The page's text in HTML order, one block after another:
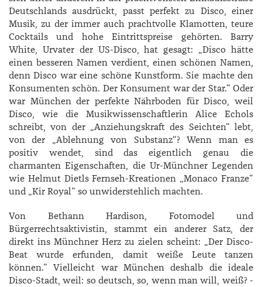
Deutschlands ausdrückt, passt perfekt zu Disco, einer
Musik, zu der immer auch prachtvolle Klamotten, teure
Cocktails und hohe Eintrittspreise gehörten. Barry
White, Urvater der US-Disco, hat gesagt: „Disco hätte
einen besseren Namen verdient, einen schönen Namen,
denn Disco war eine schöne Kunstform. Sie machte den
Konsumenten schön. Der Konsument war der Star.“ Oder
war München der perfekte Nährboden für Disco, weil
Disco, wie die Musikwissenschaftlerin Alice Echols
schreibt, von der „Anziehungskraft des Seichten“ lebt,
von der „Ablehnung von Substanz“? Wenn man es
positiv wendet, sind das eigentlich genau die
charmanten Eigenschaften, die Ur-Münchner Legenden
wie Helmut Dietls Fernseh-Kreationen „Monaco Franze“
und „Kir Royal“ so unwiderstehlich machten.
Von Bethann Hardison, Fotomodel und
Bürgerrechtsaktivistin, stammt ein anderer Satz, der
direkt ins Münchner Herz zu zielen scheint: „Der Disco-
Beat wurde erfunden, damit weiße Leute tanzen
können.“ Vielleicht war München deshalb die ideale
Disco-Stadt, weil: so deutsch, so, wenn man will, weiß? -